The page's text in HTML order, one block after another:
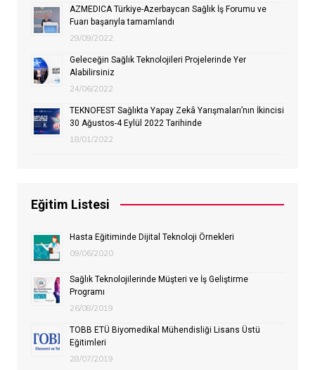
AZMEDICA Türkiye-Azerbaycan Sağlık İş Forumu ve
Fuarı başarıyla tamamlandı
29/09/2022
Geleceğin Sağlık Teknolojileri Projelerinde Yer
Alabilirsiniz
24/06/2022
TEKNOFEST Sağlıkta Yapay Zekâ Yarışmaları’nın İkincisi
30 Ağustos-4 Eylül 2022 Tarihinde
18/01/2022
Eğitim Listesi
Hasta Eğitiminde Dijital Teknoloji Örnekleri
09/06/2020
Sağlık Teknolojilerinde Müşteri ve İş Geliştirme
Programı
26/08/2019
TOBB ETÜ Biyomedikal Mühendisliği Lisans Üstü
Eğitimleri
28/07/2019